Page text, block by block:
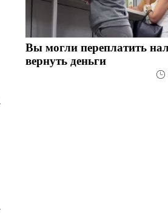
Вы могли переплатить
вернуть деньги